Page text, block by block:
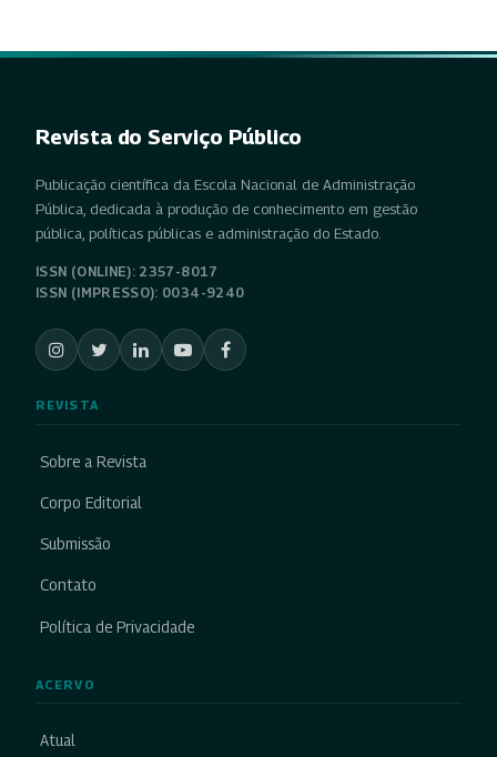
Revista do Serviço Público
Publicação científica da Escola Nacional de Administração
Pública, dedicada à produção de conhecimento em gestão
pública, políticas públicas e administração do Estado.
ISSN (ONLINE): 2357-8017
ISSN (IMPRESSO): 0034-9240
REVISTA
Sobre a Revista
Corpo Editorial
Submissão
Contato
Política de Privacidade
ACERVO
Atual